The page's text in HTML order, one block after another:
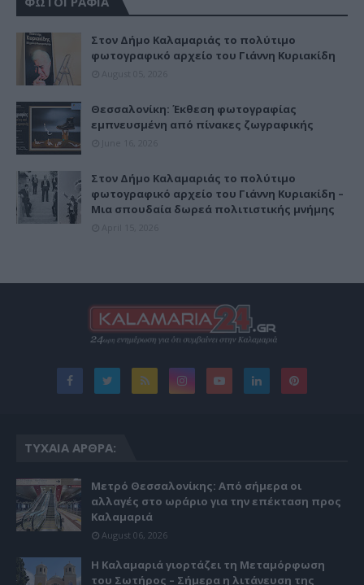
Στον Δήμο Καλαμαριάς το πολύτιμο
φωτογραφικό αρχείο του Γιάννη Κυριακίδη
Θεσσαλονίκη: Έκθεση φωτογραφίας
εμπνευσμένη από πίνακες ζωγραφικής
Στον Δήμο Καλαμαριάς το πολύτιμο
φωτογραφικό αρχείο του Γιάννη Κυριακίδη –
Μια σπουδαία δωρεά πολιτιστικής μνήμης
ΤΥΧΑΊΑ ΆΡΘΡΑ:
Μετρό Θεσσαλονίκης: Από σήμερα οι
αλλαγές στο ωράριο για την επέκταση προς
Καλαμαριά
August 06, 2026
Η Καλαμαριά γιορτάζει τη Μεταμόρφωση
του Σωτήρος – Σήμερα η λιτάνευση της